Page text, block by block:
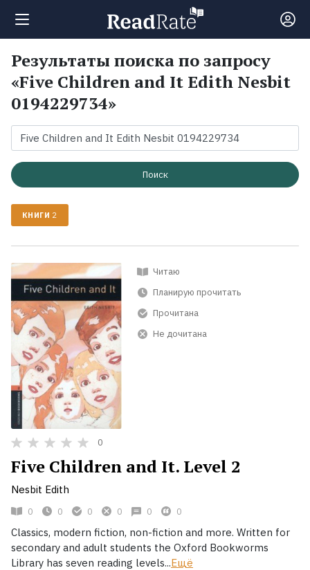
Поиск
Новости
Рейтинги
Экранизации
Коллекции
Результаты поиска по запросу
«Five Children and It Edith Nesbit
0194229734»
Поиск
КНИГИ 2
Читаю
Планирую прочитать
Прочитана
Не дочитана
0
Five Children and It. Level 2
Nesbit Edith
0 0 0 0 0 0
Classics, modern fiction, non-fiction and more. Written for
secondary and adult students the Oxford Bookworms
Library has seven reading levels...Ещё